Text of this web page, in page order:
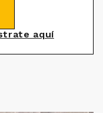
aquí